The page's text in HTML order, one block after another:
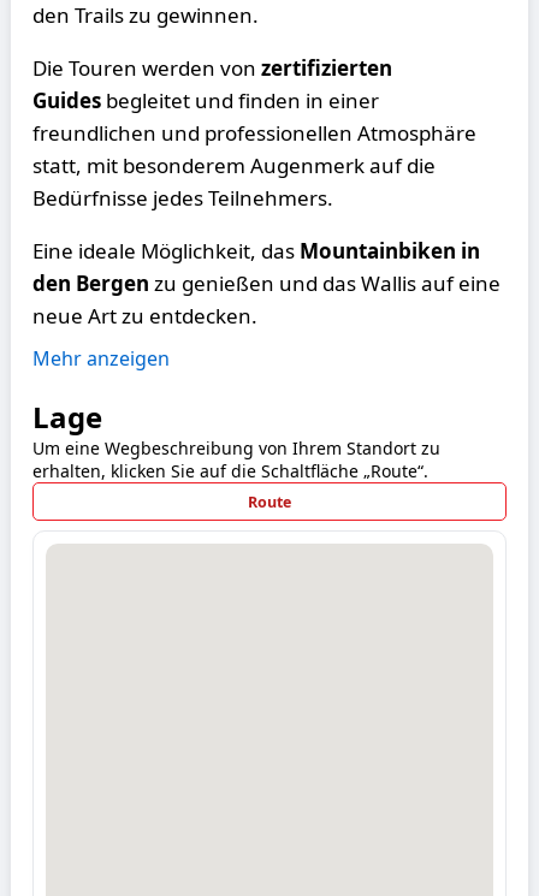
den Trails zu gewinnen.
Die Touren werden vonzertifizierten
Guides begleitet und finden in einer
freundlichen und professionellen Atmosphäre
statt, mit besonderem Augenmerk auf die
Bedürfnisse jedes Teilnehmers.
Eine ideale Möglichkeit, das Mountainbiken in
den Bergen zu genießen und das Wallis auf eine
neue Art zu entdecken.
Mehr anzeigen
Lage
Um eine Wegbeschreibung von Ihrem Standort zu
erhalten, klicken Sie auf die Schaltfläche „Route“.
Route